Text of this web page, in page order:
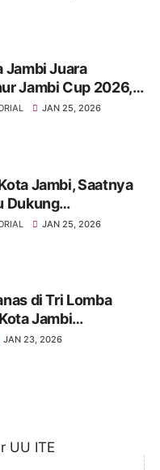
Jambi Juara
Jambi Cup 2026,
Pinalti
JAN 25, 2026
Jambi, Saatnya
Dukung
Kota Jambi
JAN 25, 2026
di Tri Lomba
Jambi
Muarojambi 2-0
JAN 23, 2026
UU ITE